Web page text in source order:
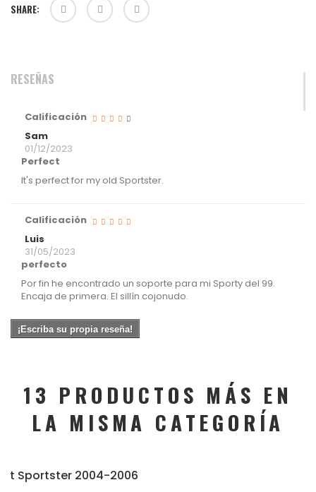
SHARE:
RESEÑAS
Calificación
Sam
01/12/2023
Perfect
It's perfect for my old Sportster.
Calificación
Luis
31/05/2023
perfecto
Por fin he encontrado un soporte para mi Sporty del 99.
Encaja de primera. El sillín cojonudo.
¡Escriba su propia reseña!
13 PRODUCTOS MÁS EN
LA MISMA CATEGORÍA
Kit Sportster 2004-2006